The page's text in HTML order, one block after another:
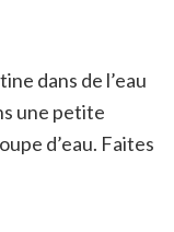
dans de l’eau
une petite
d’eau. Faites